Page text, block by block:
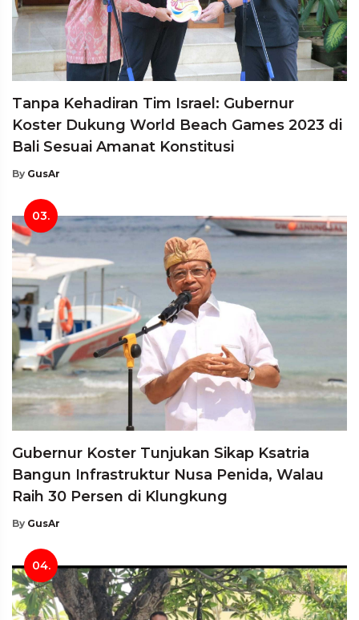
Tanpa Kehadiran Tim Israel: Gubernur
Koster Dukung World Beach Games 2023 di
Bali Sesuai Amanat Konstitusi
By GusAr
03.
Gubernur Koster Tunjukan Sikap Ksatria
Bangun Infrastruktur Nusa Penida, Walau
Raih 30 Persen di Klungkung
By GusAr
04.